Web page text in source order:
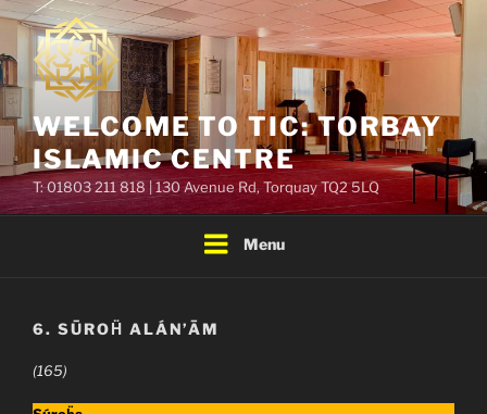
Skip
content
WELCOME TO TIC: TORBAY
ISLAMIC CENTRE
T: 01803 211 818 | 130 Avenue Rd, Torquay TQ2 5LQ
Menu
6. SŪROḦ ALÁN’ĀM
(165)